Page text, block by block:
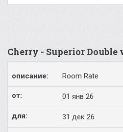
Cherry - Superior
Room Rate
01 янв 26
31 дек 26